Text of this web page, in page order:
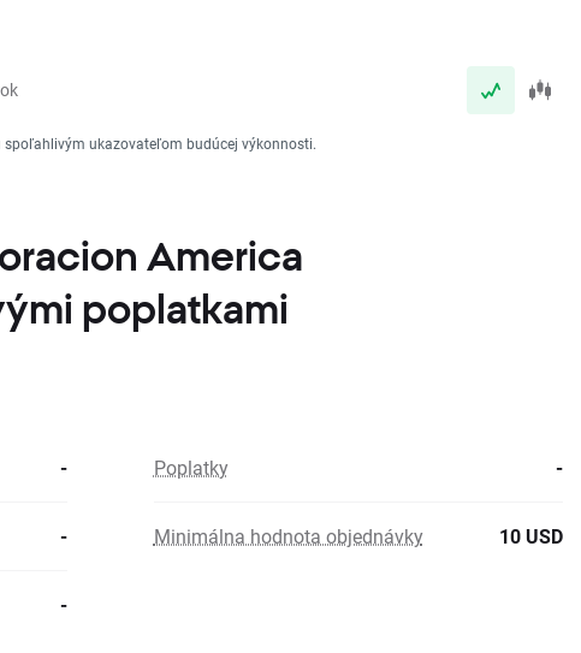
ukazovateľom budúcej výkonnosti.
America
poplatkami
- Poplatky -
- Minimálna hodnota objednávky 10 USD
-